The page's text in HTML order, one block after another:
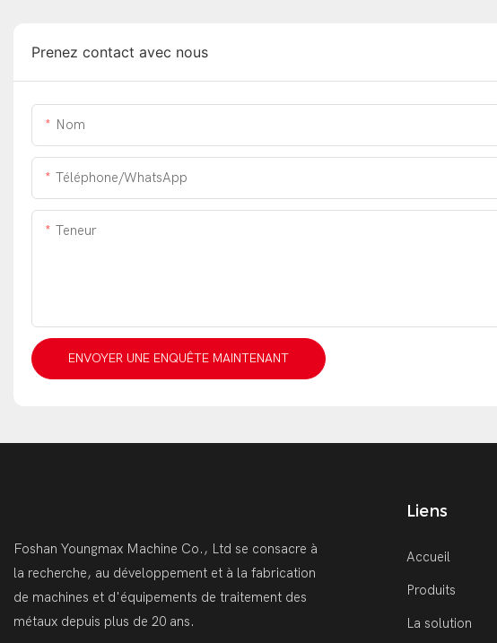
Prenez contact avec nous
Nom
Téléphone/WhatsApp
Teneur
ENVOYER UNE ENQUÊTE MAINTENANT
Foshan Youngmax Machine Co., Ltd se consacre à
la recherche, au développement et à la fabrication
de machines et d'équipements de traitement des
métaux depuis plus de 20 ans.
Liens
Accueil
Produits
La solution